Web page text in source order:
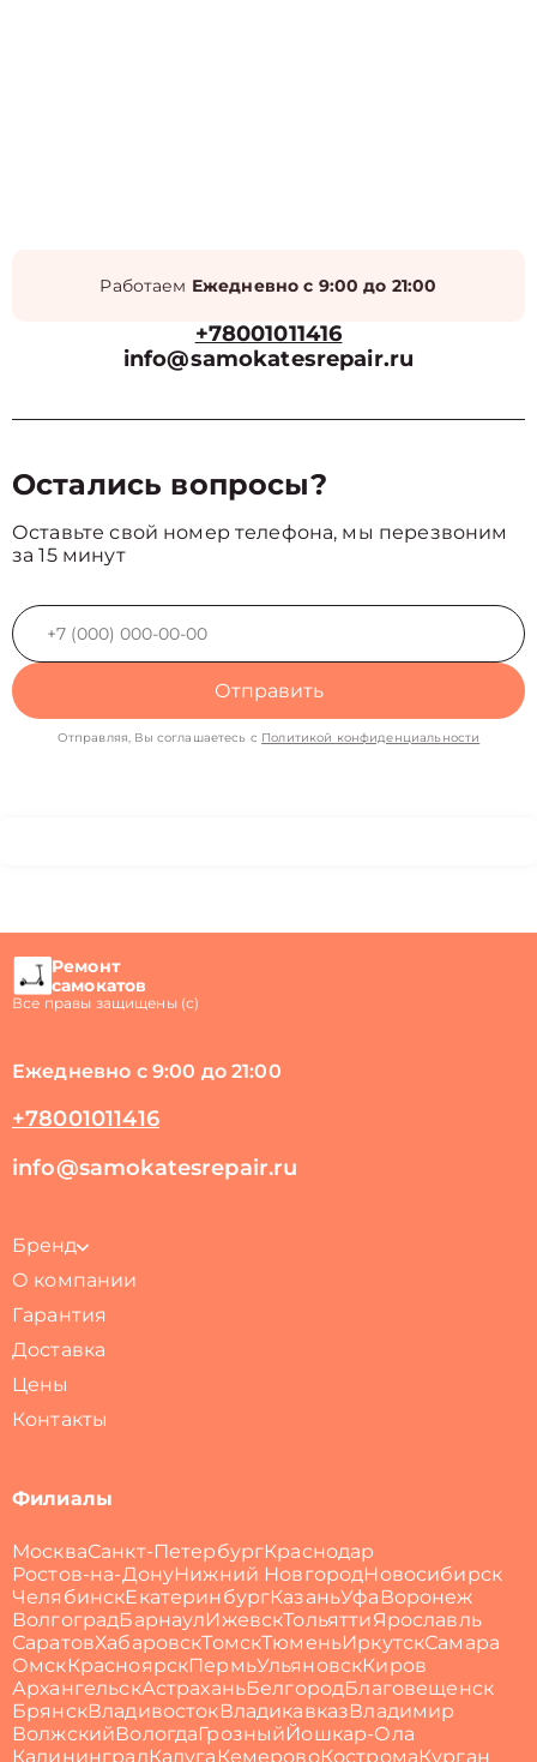
Работаем Ежедневно с 9:00 до 21:00
+78001011416
info@samokatesrepair.ru
Остались вопросы?
Оставьте свой номер телефона, мы перезвоним
за 15 минут
Отправить
Отправляя, Вы соглашаетесь с Политикой конфиденциальности
Ремонт
самокатов
Все правы защищены (с)
Ежедневно с 9:00 до 21:00
+78001011416
info@samokatesrepair.ru
Бренд
О компании
Гарантия
Доставка
Цены
Контакты
Филиалы
МоскваСанкт-ПетербургКраснодар
Ростов-на-ДонуНижний НовгородНовосибирск
ЧелябинскЕкатеринбургКазаньУфа Воронеж
ВолгоградБарнаулИжевскТольяттиЯрославль
СаратовХабаровскТомскТюменьИркутскСамара
ОмскКрасноярскПермьУльяновскКиров
АрхангельскАстраханьБелгородБлаговещенск
БрянскВладивостокВладикавказВладимир
ВолжскийВологдаГрозныйЙошкар-Ола
КалининградКалуга КемеровоКостромаКурган